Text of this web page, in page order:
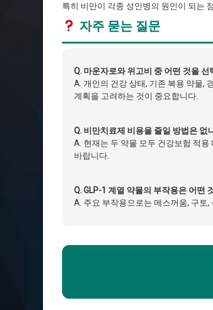
특히 비만이 각종 성인병의 원인이 되는
자주 묻는 질문
Q. 마운자로와 위고비 중 어떤 것을 선
A. 개인의 건강 상태, 기존 복용 약물,
계획을 고려하는 것이 중요합니다.
Q. 비만치료제 비용을 줄일 방법은 없
A. 현재는 두 약물 모두 건강보험 적
바랍니다.
Q. GLP-1 계열 약물의 부작용은 어떤
A. 주요 부작용으로는 메스꺼움, 구토